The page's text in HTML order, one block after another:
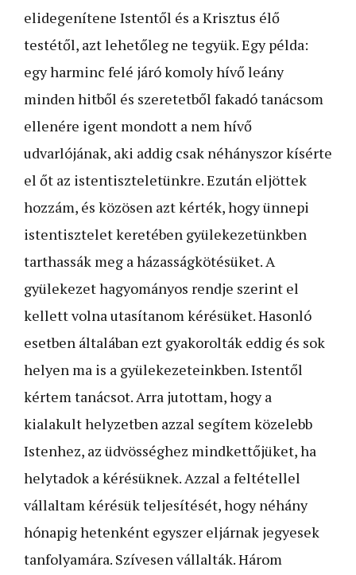
elidegenítene Istentől és a Krisztus élő
testétől, azt lehetőleg ne tegyük. Egy példa:
egy harminc felé járó komoly hívő leány
minden hitből és szeretetből fakadó tanácsom
ellenére igent mondott a nem hívő
udvarlójának, aki addig csak néhányszor kísérte
el őt az istentiszteletünkre. Ezután eljöttek
hozzám, és közösen azt kérték, hogy ünnepi
istentisztelet keretében gyülekezetünkben
tarthassák meg a házasságkötésüket. A
gyülekezet hagyományos rendje szerint el
kellett volna utasítanom kérésüket. Hasonló
eset­ben általában ezt gyakorolták eddig és sok
helyen ma is a gyülekezeteinkben. Istentől
kértem tanácsot. Arra jutottam, hogy a
kialakult helyzetben azzal segítem közelebb
Istenhez, az üdvösséghez mindkettőjüket, ha
helytadok a kérésüknek. Azzal a feltétellel
vállaltam kérésük teljesítését, hogy néhány
hónapig hetenként egyszer eljárnak jegyesek
tanfolyamára. Szívesen vállalták. Három